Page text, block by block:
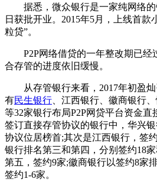
据悉，微众银行是一家纯网络的
日获批开业。2015年5月，上线首款
粒贷”。
P2P网络借贷的一年整改期已经
合存管的进度依旧缓慢。
从存管银行来看，2017年初盈灿
有民生银行 、江西银行、徽商银行
等32家银行布局P2P网贷平台资金直
签订直接存管协议的银行中，华兴
协议位居榜首;其次是江西银行，签
银行排名第三和第四，分别签约18
第五，签约9家;徽商银行以签约8家
签约1-6家。